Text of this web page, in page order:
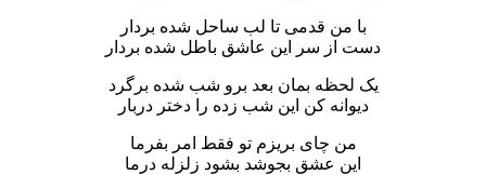
با من قدمی تا لب ساحل شده بردار
دست از سر این عاشق باطل شده بردار
یک لحظه بمان بعد برو شب شده برگرد
دیوانه کن این شب زده را دختر دربار
من چای بریزم تو فقط امر بفرما
این عشق بجوشد بشود زلزله درما